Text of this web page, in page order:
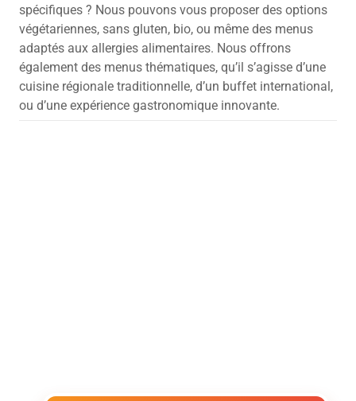
spécifiques ? Nous pouvons vous proposer des options
végétariennes, sans gluten, bio, ou même des menus
adaptés aux allergies alimentaires. Nous offrons
également des menus thématiques, qu’il s’agisse d’une
cuisine régionale traditionnelle, d’un buffet international,
ou d’une expérience gastronomique innovante.